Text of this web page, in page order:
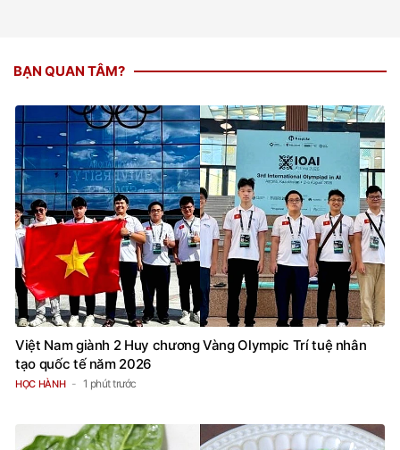
BẠN QUAN TÂM?
Việt Nam giành 2 Huy chương Vàng Olympic Trí tuệ nhân
tạo quốc tế năm 2026
HỌC HÀNH 1 phút trước